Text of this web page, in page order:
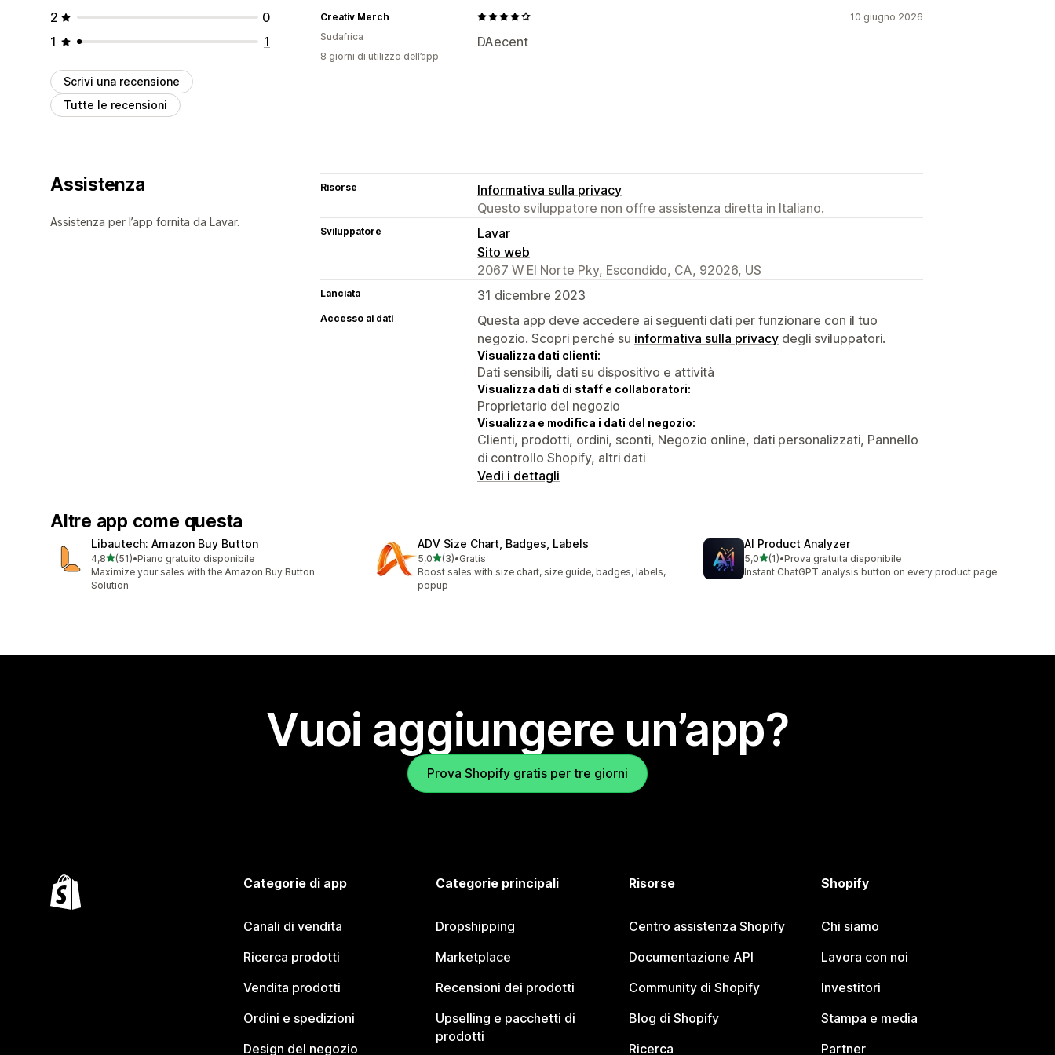
Pagine di collezione
Homepage
2
0
1
1
Scrivi una recensione
Tutte le recensioni
10 giugno 2026
DAecent
Creativ Merch
Sudafrica
8 giorni di utilizzo dell’app
Assistenza
Assistenza per l’app fornita da Lavar.
Risorse
Informativa sulla privacy
Questo sviluppatore non offre assistenza diretta in Italiano.
Sviluppatore
Lavar
Sito web
2067 W El Norte Pky, Escondido, CA, 92026, US
Lanciata 31 dicembre 2023
Accesso ai dati
Questa app deve accedere ai seguenti dati per funzionare con il tuo
negozio. Scopri perché su informativa sulla privacy degli sviluppatori.
Visualizza dati clienti:
Dati sensibili, dati su dispositivo e attività
Visualizza dati di staff e collaboratori:
Proprietario del negozio
Visualizza e modifica i dati del negozio:
Clienti, prodotti, ordini, sconti, Negozio online, dati personalizzati, Pannello
di controllo Shopify, altri dati
Vedi i dettagli
Altre app come questa
Libautech: Amazon Buy Button
4,8stelle su 5
(51)
51 recensioni totali
•Piano gratuito disponibile
Maximize your sales with the Amazon Buy Button
Solution
ADV Size Chart, Badges, Labels
5,0stelle su 5
(3)
3 recensioni totali
•Gratis
Boost sales with size chart, size guide, badges, labels,
popup
AI Product Analyzer
5,0stelle su 5
(1)
1 recensioni totali
•Prova gratuita disponibile
Instant ChatGPT analysis button on every product page
Vuoi aggiungere un’app?
Prova Shopify gratis per tre giorni
Categorie di app
Canali di vendita
Ricerca prodotti
Vendita prodotti
Ordini e spedizioni
Design del negozio
Categorie principali
Dropshipping
Marketplace
Recensioni dei prodotti
Upselling e pacchetti di
prodotti
Risorse
Centro assistenza Shopify
Documentazione API
Community di Shopify
Blog di Shopify
Ricerca
Shopify
Chi siamo
Lavora con noi
Investitori
Stampa e media
Partner